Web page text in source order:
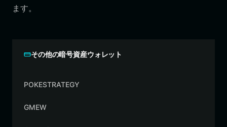
ます。
その他の暗号資産ウォレット
POKESTRATEGY
GMEW